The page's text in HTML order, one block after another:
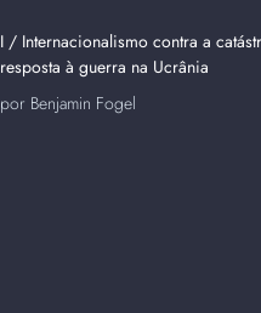
I / Internacionalismo contra a
resposta à guerra na Ucrânia
por Benjamin Fogel